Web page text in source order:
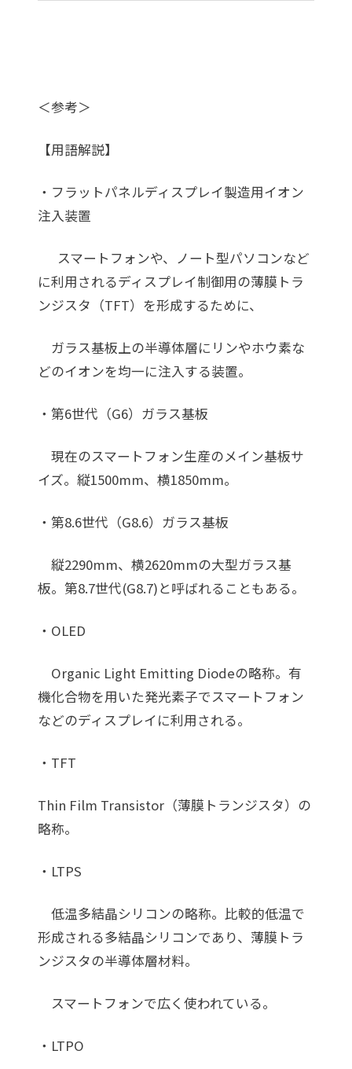
＜参考＞
【用語解説】
・フラットパネルディスプレイ製造用イオン
注入装置
スマートフォンや、ノート型パソコンなど
に利用されるディスプレイ制御用の薄膜トラ
ンジスタ（TFT）を形成するために、
ガラス基板上の半導体層にリンやホウ素な
どのイオンを均一に注入する装置。
・第6世代（G6）ガラス基板
現在のスマートフォン生産のメイン基板サ
イズ。縦1500mm、横1850mm。
・第8.6世代（G8.6）ガラス基板
縦2290mm、横2620mmの大型ガラス基
板。第8.7世代(G8.7)と呼ばれることもある。
・OLED
Organic Light Emitting Diodeの略称。有
機化合物を用いた発光素子でスマートフォン
などのディスプレイに利用される。
・TFT
Thin Film Transistor（薄膜トランジスタ）の
略称。
・LTPS
低温多結晶シリコンの略称。比較的低温で
形成される多結晶シリコンであり、薄膜トラ
ンジスタの半導体層材料。
スマートフォンで広く使われている。
・LTPO